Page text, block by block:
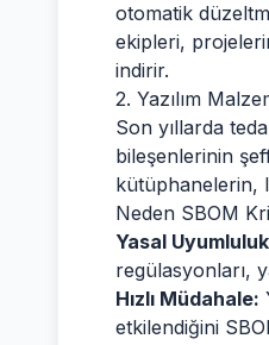
otomatik
ekipleri,
indirir.
2. Yazılım
Son yıllarda
bileşenlerinin
kütüphanelerin,
Neden SBOM
Yasal
regülasyonları,
Hızlı Müdahale:
etkilendiğini